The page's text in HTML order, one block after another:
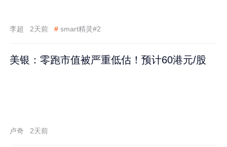
李超 2天前 # smart精灵#2
美银：零跑市值被严重低估！预计60港元/股
卢奇 2天前